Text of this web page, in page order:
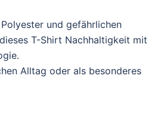
und gefährlichen
T-Shirt Nachhaltigkeit mit
Alltag oder als besonderes